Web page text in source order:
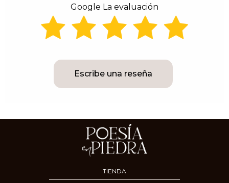
Google La evaluación
Escribe una reseña
TIENDA